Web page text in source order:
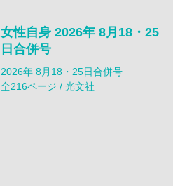
女性自身 2026年 8月18・25
日合併号
2026年 8月18・25日合併号
全216ページ / 光文社